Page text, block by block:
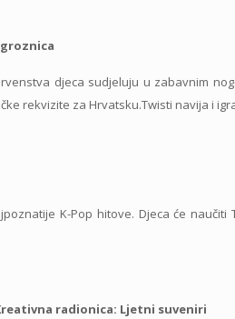
djeca sudjeluju u zabavnim
rekvizite za Hrvatsku.Twisti navija i
K-Pop hitove. Djeca će naučiti
radionica: Ljetni suveniri